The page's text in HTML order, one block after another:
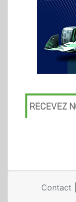
RECEVEZ
Contact